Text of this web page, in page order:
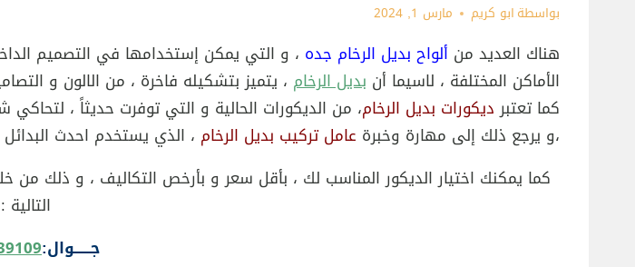
بواسطة ابو كريم مارس 1, 2024
هناك العديد من ألواح بديل الرخام جده ، و التي يمكن إستخدامها في التصميم
الأماكن المختلفة ، لاسيما أن بديل الرخام ، يتميز بتشكيله فاخرة ، من الالون و
كما تعتبر ديكورات بديل الرخام، من الديكورات الحالية و التي توفرت حديثاً ،
،و يرجع ذلك إلى مهارة وخبرة عامل تركيب بديل الرخام ، الذي يستخدم احدث البدائل
كما يمكنك اختيار الديكور المناسب لك ، بأقل سعر و بأرخص التكاليف ، و ذلك من
التالية :
جــــــوال: